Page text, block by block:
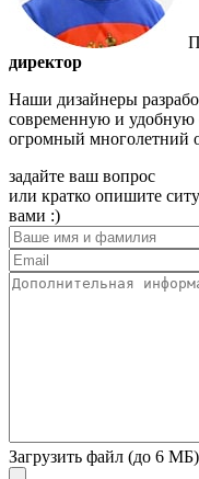
директор
Наши дизайнеры
современную и
огромный многолетний
задайте ваш вопрос
или кратко опишите
вами :)
Загрузить файл (до 6 МБ)